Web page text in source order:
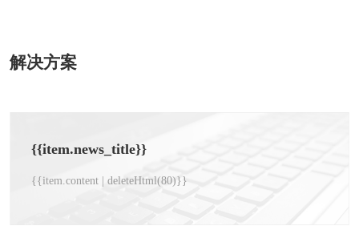
解决方案
{{item.news_title}}
{{item.content | deleteHtml(80)}}